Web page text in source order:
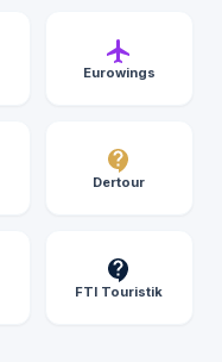
Eurowings
Dertour
FTI Touristik